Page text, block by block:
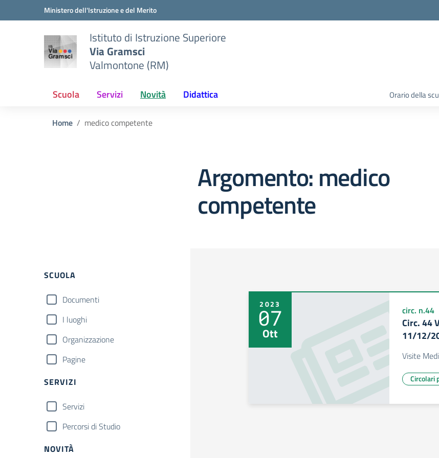
Vai ai contenuti
Vai al menu di navigazioneMinistero dell'Istruzione e del Merito
Istituto di Istruzione Superiore
Via Gramsci
Valmontone (RM)
Scuola Servizi Novità Didattica Orario della
Home medico competente
Argomento: medico
competente
Filtri
SCUOLA
Documenti
I luoghi
Organizzazione
Pagine
SERVIZI
Servizi
Percorsi di Studio
NOVITÀ
2023
07
Ott
circ. n.44
Circ. 44
11/12/
Visite
Circolari